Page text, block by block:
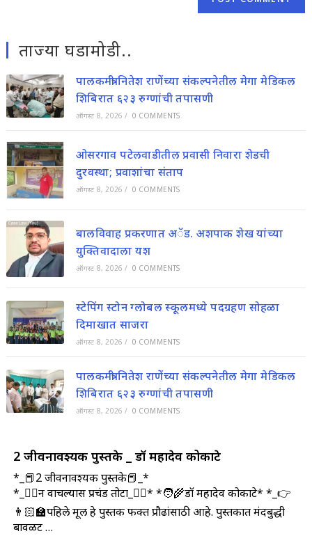
ताज्या घडामोडी..
पालकमंत्री नितेश राणेंच्या संकल्पनेतील मेगा मेडिकल
शिबिरात ६२३ रुग्णांची तपासणी
ऑगस्ट 8, 2026 / 0 COMMENTS
ओसरगाव पटेलवाडीतील प्रवासी निवारा शेडची
दुरवस्था; प्रवाशांचा संताप
ऑगस्ट 8, 2026 / 0 COMMENTS
बालविवाह प्रकरणात अॅड. अशपाक शेख यांच्या
युक्तिवादाला यश
ऑगस्ट 8, 2026 / 0 COMMENTS
स्टेपिंग स्टोन ग्लोबल स्कूलमध्ये पदग्रहण सोहळा
दिमाखात साजरा
ऑगस्ट 8, 2026 / 0 COMMENTS
पालकमंत्री नितेश राणेंच्या संकल्पनेतील मेगा मेडिकल
शिबिरात ६२३ रुग्णांची तपासणी
ऑगस्ट 8, 2026 / 0 COMMENTS
2 जीवनावश्यक पुस्तके _ डॉ महादेव कोकाटे
*_📕2 जीवनावश्यक पुस्तके📕_*
*_🤷‍♀️न वाचल्यास प्रचंड तोटा_🤷‍♂️* *🧑‍🌾डॉ महादेव कोकाटे* *_👉
👨🏻‍🏫पहिले मूल हे पुस्तक फक्त प्रौढांसाठी आहे. पुस्तकात मंदबुद्धी
बावळट …